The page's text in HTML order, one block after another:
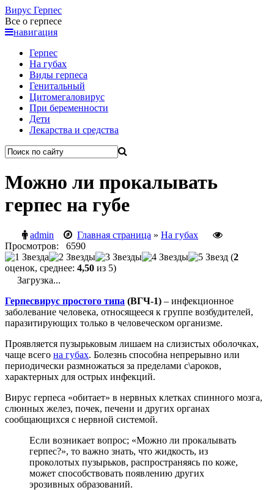
Вирус Герпес
Все о герпесе
навигация
Герпес
На губах
Виды герпеса
Генитальный
Цитомегаловирус
При беременности
Дети
Лекарства и средства
Можно ли прокалывать
герпес на губе
admin Главная страница » На губах
Просмотров: 6590
(2
оценок, среднее: 4,50 из 5)
Загрузка...
Герпесвирус простого типа (ВГЧ-1) – инфекционное
заболевание человека, относящееся к группе возбудителей,
паразитирующих только в человеческом организме.
Проявляется пузырьковым лишаем на слизистых оболочках,
чаще всего на губах. Болезнь способна непрерывно или
периодически размножаться за пределами с\ароков,
характерных для острых инфекций.
Вирус герпеса «обитает» в нервных клетках спинного мозга,
слюнных желез, почек, печени и других органах
сообщающихся с нервной системой.
Если возникает вопрос; «Можно ли прокалывать
герпес?», то важно знать, что жидкость, из
проколотых пузырьков, распространяясь по коже,
может способствовать появлению других
эрозивных образований.